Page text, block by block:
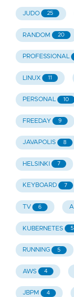
JUDO 25
RANDOM 20
PROFESSIONAL
LINUX 11
PERSONAL 10
FREEDAY 9
JAVAPOLIS 8
HELSINKI 7
KEYBOARD 7
TV 6
KUBERNETES 5
RUNNING 5
AWS 4
JBPM 4